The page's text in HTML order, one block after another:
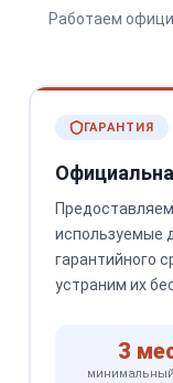
Работаем
ГАРАНТИЯ
используемые
гарантийного
устраним их
3